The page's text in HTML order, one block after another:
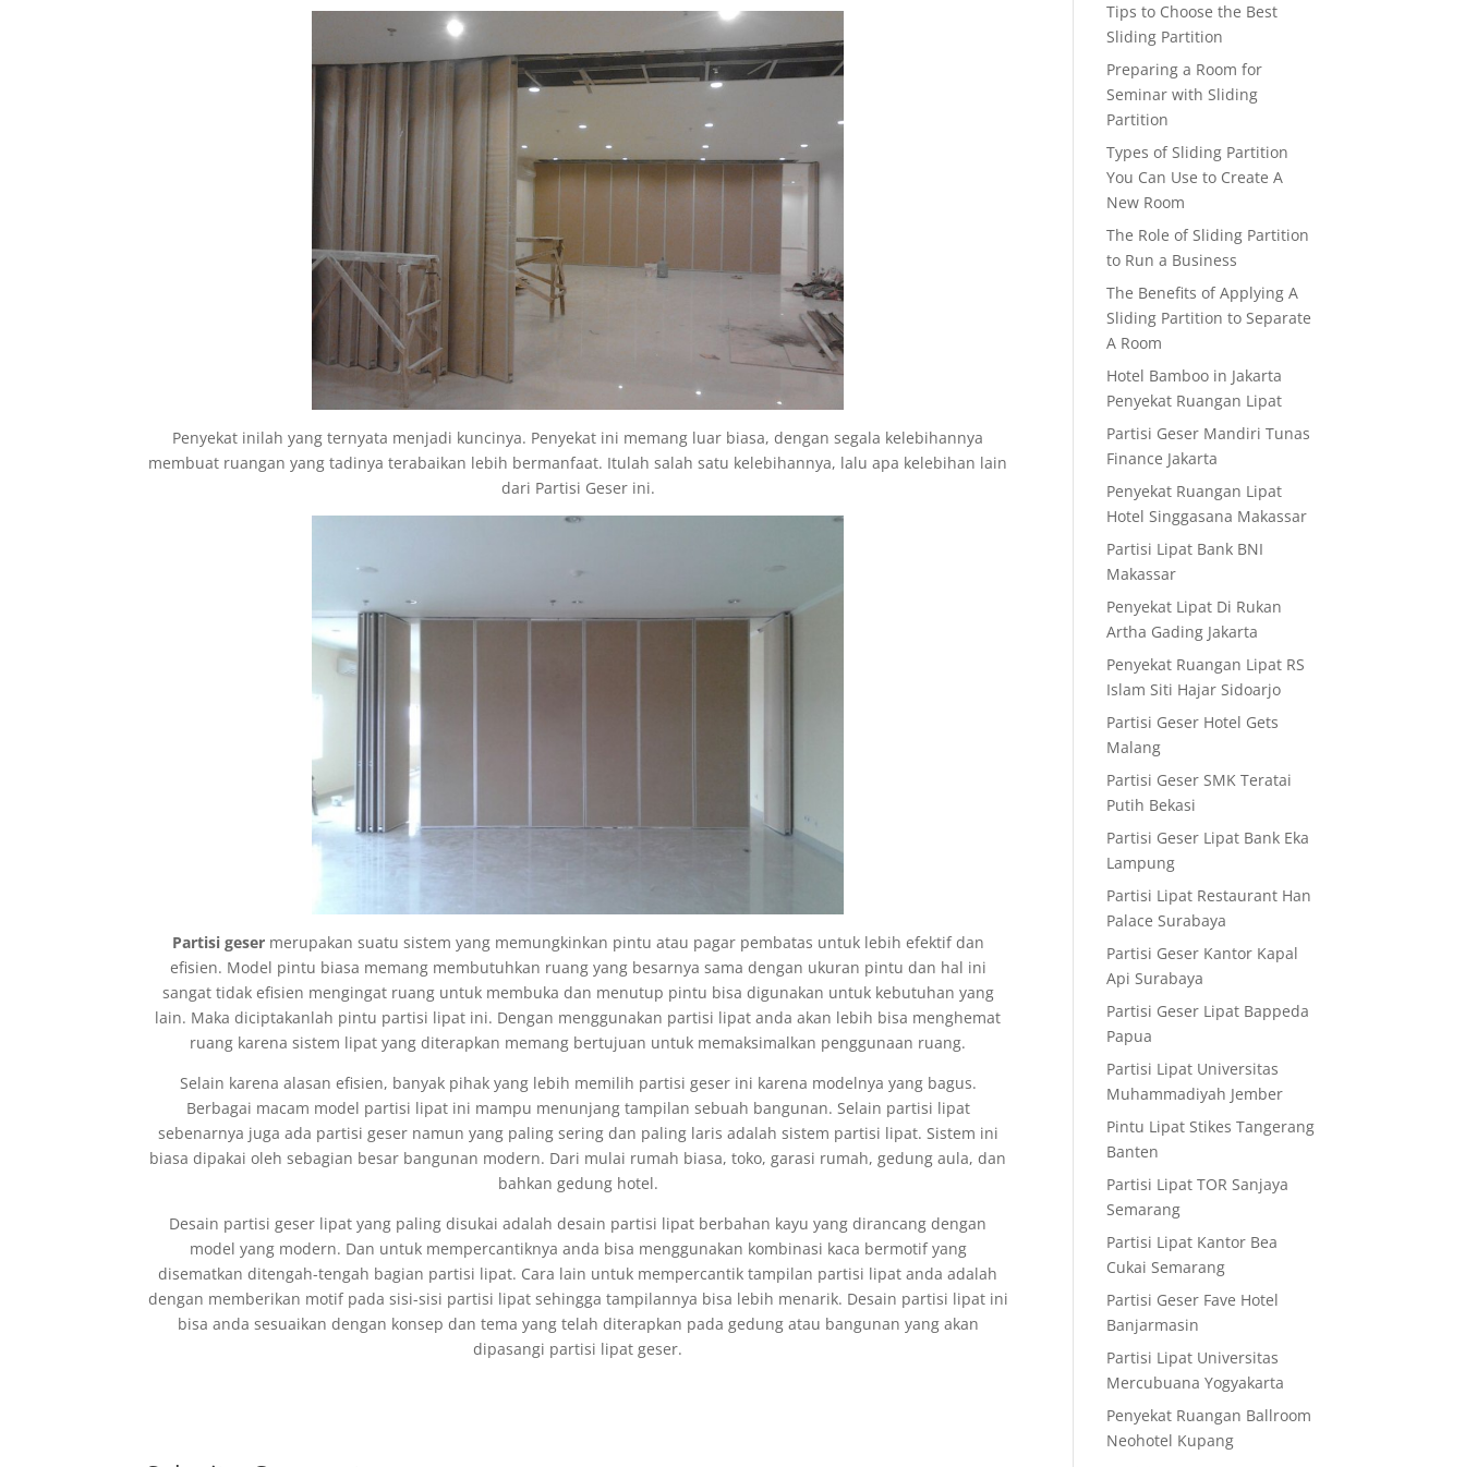
Penyekat inilah yang ternyata menjadi kuncinya. Penyekat ini memang luar biasa, dengan segala kelebihannya
membuat ruangan yang tadinya terabaikan lebih bermanfaat. Itulah salah satu kelebihannya, lalu apa kelebihan lain
dari Partisi Geser ini.
Partisi gesermerupakan suatu sistem yang memungkinkan pintu atau pagar pembatas untuk lebih efektif dan
efisien. Model pintu biasa memang membutuhkan ruang yang besarnya sama dengan ukuran pintu dan hal ini
sangat tidak efisien mengingat ruang untuk membuka dan menutup pintu bisa digunakan untuk kebutuhan yang
lain. Maka diciptakanlah pintu partisi lipat ini. Dengan menggunakan partisi lipat anda akan lebih bisa menghemat
ruang karena sistem lipat yang diterapkan memang bertujuan untuk memaksimalkan penggunaan ruang.
Selain karena alasan efisien, banyak pihak yang lebih memilih partisi geser ini karena modelnya yang bagus.
Berbagai macam model partisi lipat ini mampu menunjang tampilan sebuah bangunan. Selain partisi lipat
sebenarnya juga ada partisi geser namun yang paling sering dan paling laris adalah sistem partisi lipat. Sistem ini
biasa dipakai oleh sebagian besar bangunan modern. Dari mulai rumah biasa, toko, garasi rumah, gedung aula, dan
bahkan gedung hotel.
Desain partisi geser lipat yang paling disukai adalah desain partisi lipat berbahan kayu yang dirancang dengan
model yang modern. Dan untuk mempercantiknya anda bisa menggunakan kombinasi kaca bermotif yang
disematkan ditengah-tengah bagian partisi lipat. Cara lain untuk mempercantik tampilan partisi lipat anda adalah
dengan memberikan motif pada sisi-sisi partisi lipat sehingga tampilannya bisa lebih menarik. Desain partisi lipat ini
bisa anda sesuaikan dengan konsep dan tema yang telah diterapkan pada gedung atau bangunan yang akan
dipasangi partisi lipat geser.
Tips to Choose the Best
Sliding Partition
Preparing a Room for
Seminar with Sliding
Partition
Types of Sliding Partition
You Can Use to Create A
New Room
The Role of Sliding Partition
to Run a Business
The Benefits of Applying A
Sliding Partition to Separate
A Room
Hotel Bamboo in Jakarta
Penyekat Ruangan Lipat
Partisi Geser Mandiri Tunas
Finance Jakarta
Penyekat Ruangan Lipat
Hotel Singgasana Makassar
Partisi Lipat Bank BNI
Makassar
Penyekat Lipat Di Rukan
Artha Gading Jakarta
Penyekat Ruangan Lipat RS
Islam Siti Hajar Sidoarjo
Partisi Geser Hotel Gets
Malang
Partisi Geser SMK Teratai
Putih Bekasi
Partisi Geser Lipat Bank Eka
Lampung
Partisi Lipat Restaurant Han
Palace Surabaya
Partisi Geser Kantor Kapal
Api Surabaya
Partisi Geser Lipat Bappeda
Papua
Partisi Lipat Universitas
Muhammadiyah Jember
Pintu Lipat Stikes Tangerang
Banten
Partisi Lipat TOR Sanjaya
Semarang
Partisi Lipat Kantor Bea
Cukai Semarang
Partisi Geser Fave Hotel
Banjarmasin
Partisi Lipat Universitas
Mercubuana Yogyakarta
Penyekat Ruangan Ballroom
Neohotel Kupang